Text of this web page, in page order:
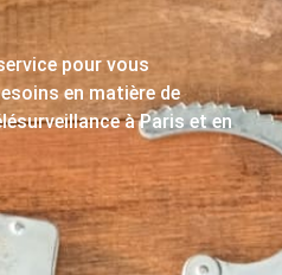
pour vous
en matière de
à Paris et en